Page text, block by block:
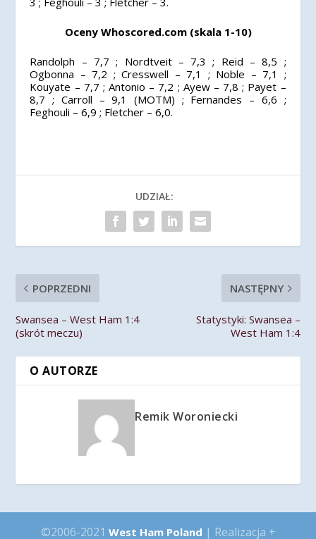
Oceny Whoscored.com (skala 1-10)
Randolph – 7,7 ; Nordtveit – 7,3 ; Reid – 8,5 ;
Ogbonna – 7,2 ; Cresswell – 7,1 ; Noble – 7,1 ;
Kouyate – 7,7 ; Antonio – 7,2 ; Ayew – 7,8 ; Payet –
8,7 ; Carroll – 9,1 (MOTM) ; Fernandes – 6,6 ;
Feghouli – 6,9 ; Fletcher – 6,0.
UDZIAŁ:
POPRZEDNI
Swansea – West Ham 1:4
(skrót meczu)
NASTĘPNY
Statystyki: Swansea –
West Ham 1:4
O AUTORZE
Remik Woroniecki
©2006-2021 West Ham Poland | Realizacja +